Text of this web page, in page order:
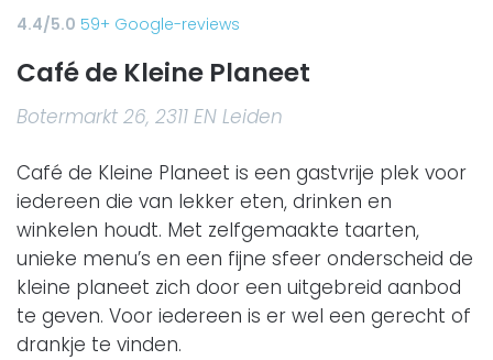
4.4/5.0 59+ Google-reviews
Café de Kleine Planeet
Botermarkt 26, 2311 EN Leiden
Café de Kleine Planeet is een gastvrije plek voor
iedereen die van lekker eten, drinken en
winkelen houdt. Met zelfgemaakte taarten,
unieke menu’s en een fijne sfeer onderscheid de
kleine planeet zich door een uitgebreid aanbod
te geven. Voor iedereen is er wel een gerecht of
drankje te vinden.